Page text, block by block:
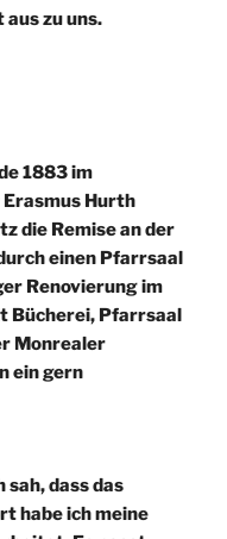
aus zu uns.
1883 im
Hurth
die Remise an der
einen Pfarrsaal
Renovierung im
Bücherei, Pfarrsaal
Monrealer
ein gern
dass das
habe ich meine